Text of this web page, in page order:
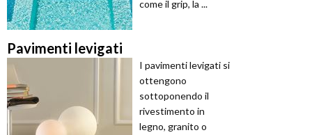
come il grip, la ...
Pavimenti levigati
I pavimenti levigati si
ottengono
sottoponendo il
rivestimento in
legno, granito o